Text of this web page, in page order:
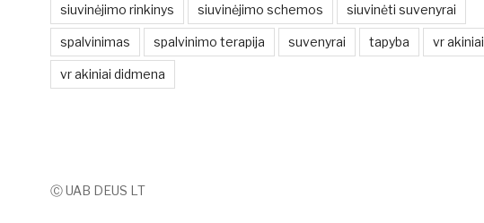
siuvinėjimo rinkinys siuvinėjimo schemos siuvinėti suvenyrai
spalvinimas spalvinimo terapija suvenyrai tapyba vr akiniai
vr akiniai didmena
Ⓒ UAB DEUS LT